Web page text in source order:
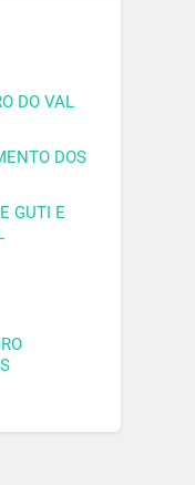
DO VAL
DOS
GUTI E